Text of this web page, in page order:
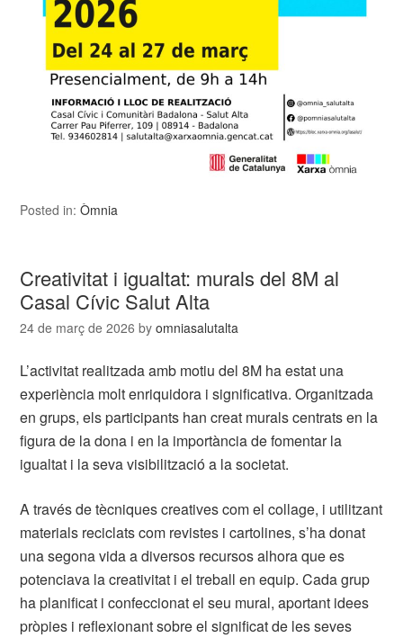
Posted in:Òmnia
Creativitat i igualtat: murals del 8M al
Casal Cívic Salut Alta
24 de març de 2026 byomniasalutalta
L’activitat realitzada amb motiu del 8M ha estat una
experiència molt enriquidora i significativa. Organitzada
en grups, els participants han creat murals centrats en la
figura de la dona i en la importància de fomentar la
igualtat i la seva visibilització a la societat.
A través de tècniques creatives com el collage, i utilitzant
materials reciclats com revistes i cartolines, s’ha donat
una segona vida a diversos recursos alhora que es
potenciava la creativitat i el treball en equip. Cada grup
ha planificat i confeccionat el seu mural, aportant idees
pròpies i reflexionant sobre el significat de les seves